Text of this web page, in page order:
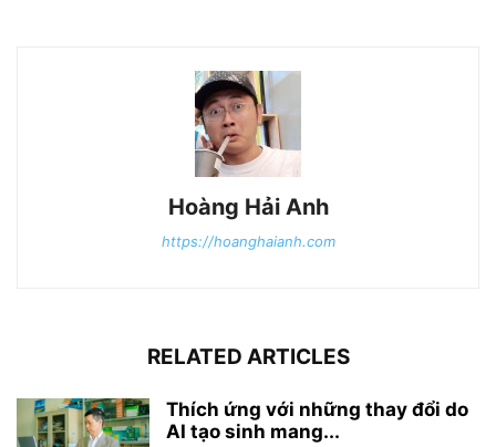
Hoàng Hải Anh
https://hoanghaianh.com
RELATED ARTICLES
Thích ứng với những thay đổi do
AI tạo sinh mang...